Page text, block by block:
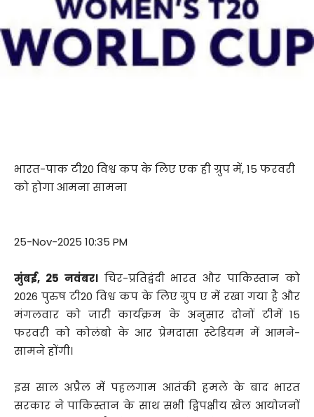
भारत-पाक टी20 विश्व कप के लिए एक ही ग्रुप में, 15 फरवरी
को होगा आमना सामना
25-Nov-2025 10:35 PM
मुंबई, 25 नवंबर।चिर-प्रतिद्वंदी भारत और पाकिस्तान को
2026 पुरुष टी20 विश्व कप के लिए ग्रुप ए में रखा गया है और
मंगलवार को जारी कार्यक्रम के अनुसार दोनों टीमें 15
फरवरी को कोलंबो के आर प्रेमदासा स्टेडियम में आमने-
सामने होंगी।
इस साल अप्रैल में पहलगाम आतंकी हमले के बाद भारत
सरकार ने पाकिस्तान के साथ सभी द्विपक्षीय खेल आयोजनों